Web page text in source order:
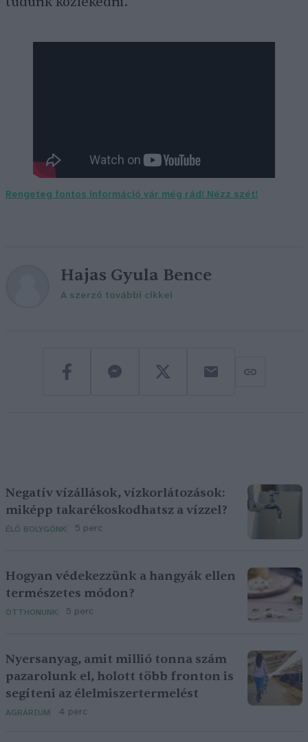
Rengeteg fontos információ vár még rád! Nézz szét!
Hajas Gyula Bence
A szerző további cikkei
Negatív vízállások, vízkorlátozások:
miképp takarékoskodhatsz a vízzel?
ÉLŐ BOLYGÓNK 5 perc
Hogyan védekezzünk a hangyák ellen
természetes módon?
OTTHONUNK 5 perc
Nyersanyag, amit millió tonna szám
pazarolunk el, holott több fronton is
segíteni az élelmiszertermelést
AGRÁRIUM 4 perc